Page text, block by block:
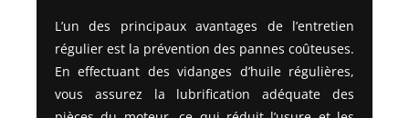
L’un des principaux avantages de l’entretien
régulier est la prévention des pannes coûteuses.
En effectuant des vidanges d’huile régulières,
vous assurez la lubrification adéquate des